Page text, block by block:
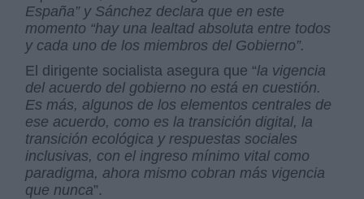
España” y Sánchez declara que en este
momento “hay una lealtad absoluta entre todos
y cada uno de los miembros del Gobierno”.
El dirigente socialista asegura que “la vigencia
del acuerdo del gobierno no está en cuestión.
Es más, algunos de los elementos centrales de
ese acuerdo, como es la transición digital, la
transición ecológica y respuestas sociales
inclusivas, con el ingreso mínimo vital como
paradigma, ahora mismo cobran más vigencia
que nunca”.